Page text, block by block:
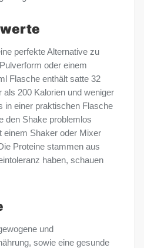
perfekte Alternative zu
oder einem
Flasche enthält satte 32
200 Kalorien und weniger
in einer praktischen Flasche
den Shake problemlos
einem Shaker oder Mixer
Proteine ​​stammen aus
haben, schauen
und
sowie eine gesunde